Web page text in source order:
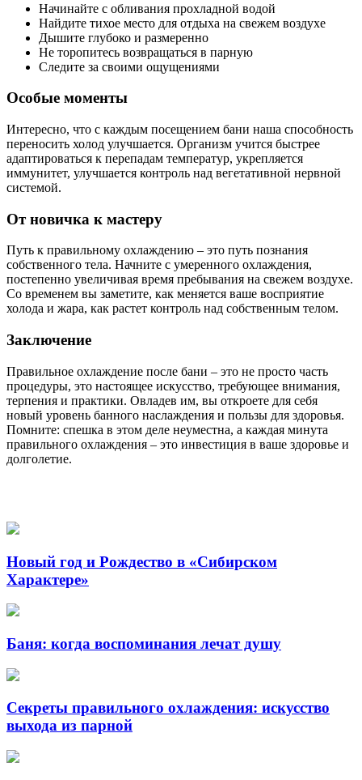
Начинайте с обливания прохладной водой
Найдите тихое место для отдыха на свежем воздухе
Дышите глубоко и размеренно
Не торопитесь возвращаться в парную
Следите за своими ощущениями
Особые моменты
Интересно, что с каждым посещением бани наша способность
переносить холод улучшается. Организм учится быстрее
адаптироваться к перепадам температур, укрепляется
иммунитет, улучшается контроль над вегетативной нервной
системой.
От новичка к мастеру
Путь к правильному охлаждению – это путь познания
собственного тела. Начните с умеренного охлаждения,
постепенно увеличивая время пребывания на свежем воздухе.
Со временем вы заметите, как меняется ваше восприятие
холода и жара, как растет контроль над собственным телом.
Заключение
Правильное охлаждение после бани – это не просто часть
процедуры, это настоящее искусство, требующее внимания,
терпения и практики. Овладев им, вы откроете для себя
новый уровень банного наслаждения и пользы для здоровья.
Помните: спешка в этом деле неуместна, а каждая минута
правильного охлаждения – это инвестиция в ваше здоровье и
долголетие.
Новый год и Рождество в «Сибирском
Характере»
Баня: когда воспоминания лечат душу
Секреты правильного охлаждения: искусство
выхода из парной